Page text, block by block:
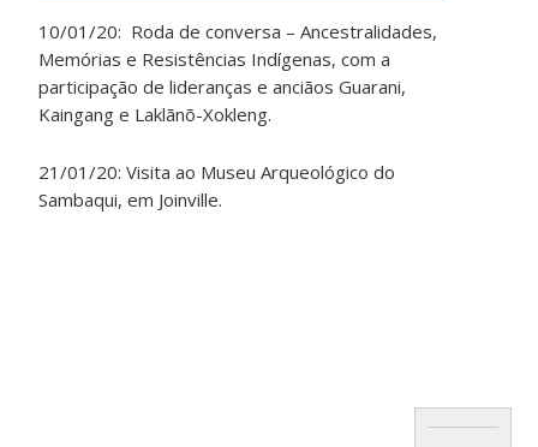
10/01/20: Roda de conversa – Ancestralidades,
Memórias e Resistências Indígenas, com a
participação de lideranças e anciãos Guarani,
Kaingang e Laklãnõ-Xokleng.
21/01/20: Visita ao Museu Arqueológico do
Sambaqui, em Joinville.